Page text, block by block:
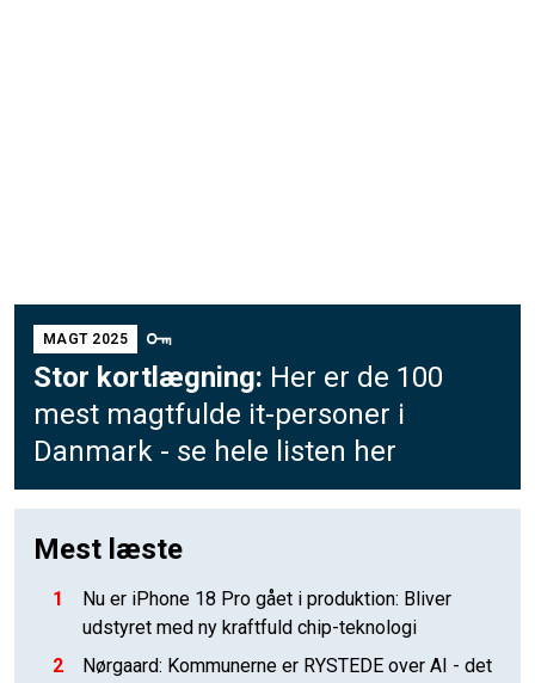
MAGT 2025
Stor kortlægning: Her er de 100
mest magtfulde it-personer i
Danmark - se hele listen her
Mest læste
1
Nu er iPhone 18 Pro gået i produktion: Bliver
udstyret med ny kraftfuld chip-teknologi
2
Nørgaard: Kommunerne er RYSTEDE over AI - det